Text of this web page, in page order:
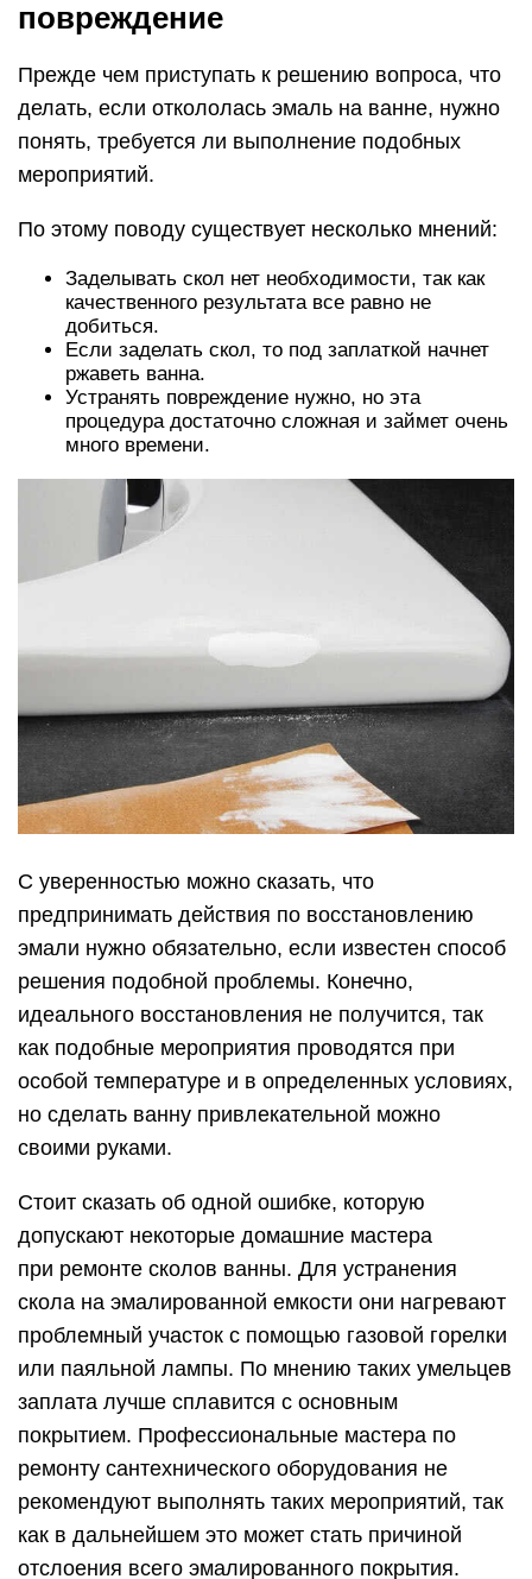
С уверенностью можно сказать, что
предпринимать действия по восстановлению
эмали нужно обязательно, если известен способ
решения подобной проблемы. Конечно,
как подобные мероприятия проводятся при
особой температуре и в определенных условиях,
но сделать ванну привлекательной можно
своими руками.
Стоит сказать об одной ошибке, которую
допускают некоторые домашние мастера
при ремонте сколов ванны. Для устранения
скола на эмалированной емкости они нагревают
проблемный участок с помощью газовой горелки
или паяльной лампы. По мнению таких умельцев
заплата лучше сплавится с основным
ремонту сантехнического оборудования не
рекомендуют выполнять таких мероприятий, так
как в дальнейшем это может стать причиной
отслоения всего эмалированного покрытия.
образоваться на поврежденном участке, то они
могут образоваться при неправильном решении
вопроса, чем заделать скол в ванной. В
большинстве случаев ржавчина образуется при
использовании обычного герметика для
обработки пятен. Такая ситуация приводит к
тому, что возникает необходимость решать
проблему устранения ржавых пятен.
Технология восстановления
эмали и сколько сохнет
Работа по реставрации ванны наливным
акрилом отличается, на первый взгляд,
простотой и необременительностью. Это не
совсем так. Тщательность, кропотливость и
усердие пригодятся уже на этапе подготовки.
Сначала нужно зачистить старую эмаль
абразивным материалом: для этой цели
применяется шлифовальный лист,
смачиваемый в растворе воды и соды